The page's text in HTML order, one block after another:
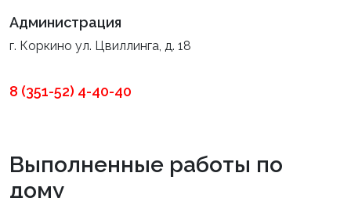
Администрация
г. Коркино ул. Цвиллинга, д. 18
8 (351-52) 4-40-40
Выполненные работы по
дому